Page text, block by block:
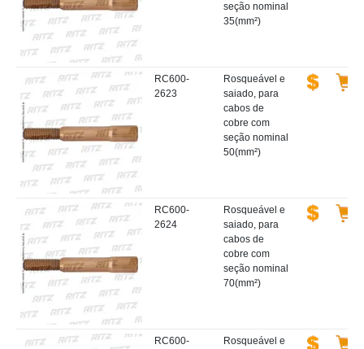
seção nominal
35(mm²)
RC600-
2623
Rosqueável e
saiado, para
cabos de
cobre com
seção nominal
50(mm²)
RC600-
2624
Rosqueável e
saiado, para
cabos de
cobre com
seção nominal
70(mm²)
RC600-
Rosqueável e